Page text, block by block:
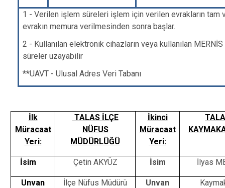
1 - Verilen işlem süreleri işlem için verilen evrakların
evrakın memura verilmesinden sonra başlar.
2 - Kullanılan elektronik cihazların veya kullanılan
süreler uzayabilir
**UAVT - Ulusal Adres Veri Tabanı
İlk
Müracaat
Yeri:
TALAS İLÇE
NÜFUS
MÜDÜRLÜĞÜ
İkinci
Müracaat
Yeri:
İsim Çetin AKYÜZ İsim İlyas
Unvan İlçe Nüfus Müdürü Unvan